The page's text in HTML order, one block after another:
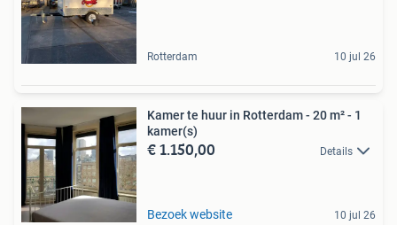
Rotterdam 10 jul 26
Kamer te huur in Rotterdam - 20 m² - 1
kamer(s)
€ 1.150,00 Details
Bezoek website 10 jul 26